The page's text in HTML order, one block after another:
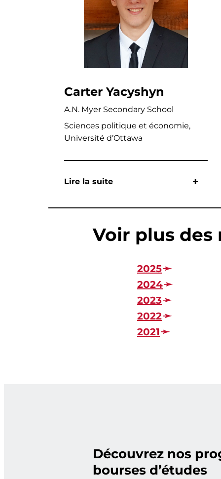
Carter Yacyshyn
A.N. Myer Secondary School
Sciences politique et économie,
Université d’Ottawa
Lire la suite
Voir plus des
2025
2024
2023
2022
2021
Découvrez nos
bourses d’études